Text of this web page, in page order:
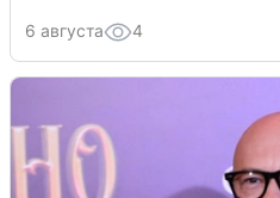
6 августа 4